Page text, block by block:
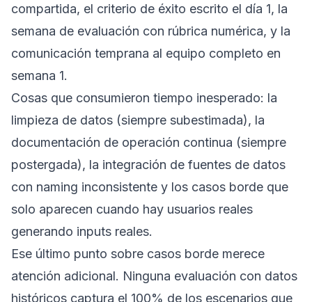
compartida, el criterio de éxito escrito el día 1, la
semana de evaluación con rúbrica numérica, y la
comunicación temprana al equipo completo en
semana 1.
Cosas que consumieron tiempo inesperado: la
limpieza de datos (siempre subestimada), la
documentación de operación continua (siempre
postergada), la integración de fuentes de datos
con naming inconsistente y los casos borde que
solo aparecen cuando hay usuarios reales
generando inputs reales.
Ese último punto sobre casos borde merece
atención adicional. Ninguna evaluación con datos
históricos captura el 100% de los escenarios que